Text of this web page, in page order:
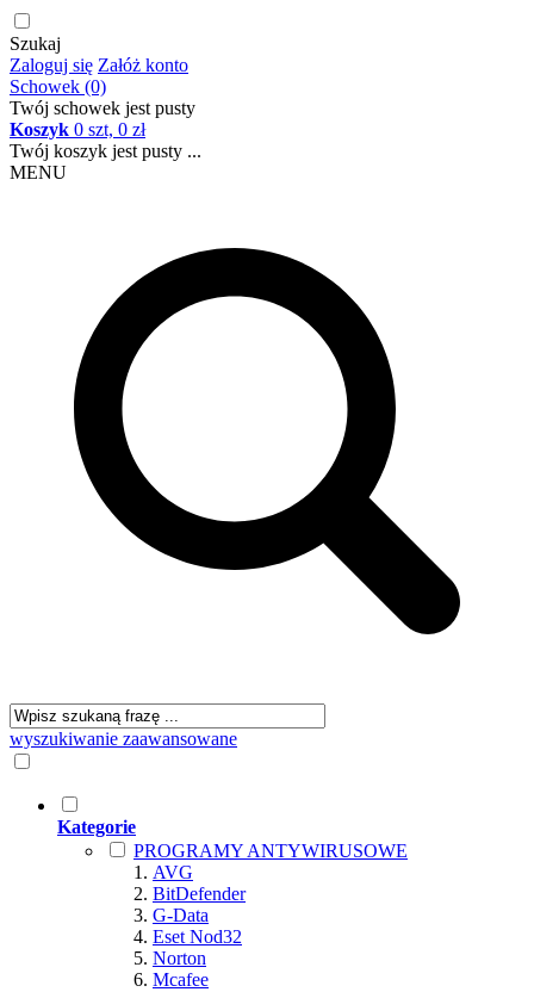
Szukaj
Zaloguj się Załóż konto
Schowek (0)
Twój schowek jest pusty
Koszyk 0 szt, 0 zł
Twój koszyk jest pusty ...
MENU
wyszukiwanie zaawansowane
Kategorie
PROGRAMY ANTYWIRUSOWE
AVG
BitDefender
G-Data
Eset Nod32
Norton
Mcafee